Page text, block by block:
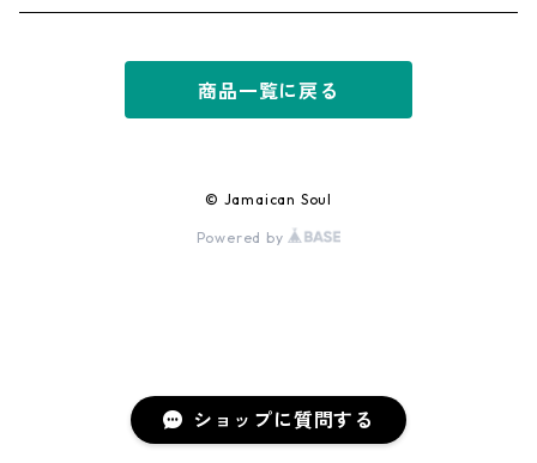
ショップに質問する
Early Dancehall
商品一覧に戻る
© Jamaican Soul
Powered by